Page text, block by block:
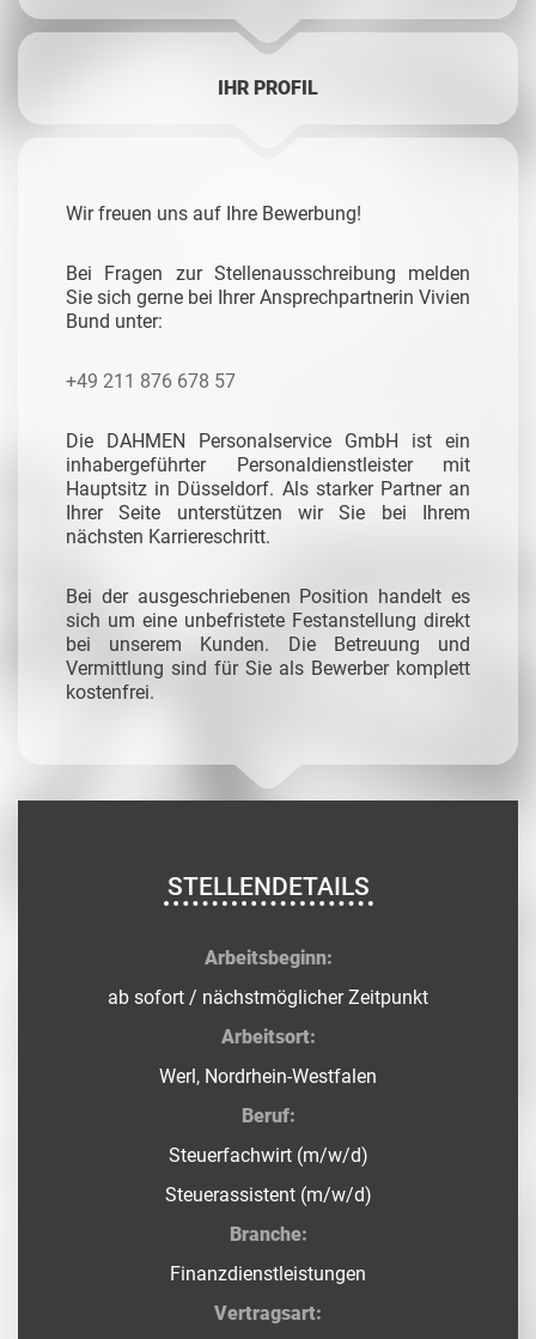
IHR PROFIL
Wir freuen uns auf Ihre Bewerbung!
Bei Fragen zur Stellenausschreibung melden
Sie sich gerne bei Ihrer Ansprechpartnerin Vivien
Bund unter:
+49 211 876 678 57
Die DAHMEN Personalservice GmbH ist ein
inhabergeführter Personaldienstleister mit
Hauptsitz in Düsseldorf. Als starker Partner an
Ihrer Seite unterstützen wir Sie bei Ihrem
nächsten Karriereschritt.
Bei der ausgeschriebenen Position handelt es
sich um eine unbefristete Festanstellung direkt
bei unserem Kunden. Die Betreuung und
Vermittlung sind für Sie als Bewerber komplett
kostenfrei.
STELLENDETAILS
Arbeitsbeginn:
ab sofort / nächstmöglicher Zeitpunkt
Arbeitsort:
Werl, Nordrhein-Westfalen
Beruf:
Steuerfachwirt (m/w/d)
Steuerassistent (m/w/d)
Branche:
Finanzdienstleistungen
Vertragsart: